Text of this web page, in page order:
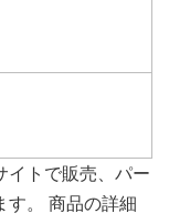
イトで販売、パー
す。 商品の詳細